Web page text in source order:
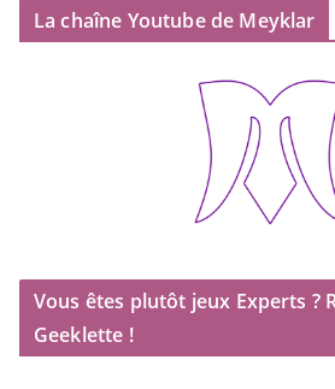
La chaîne Youtube de Meyklar
Vous êtes plutôt jeux Experts ?
Geeklette !